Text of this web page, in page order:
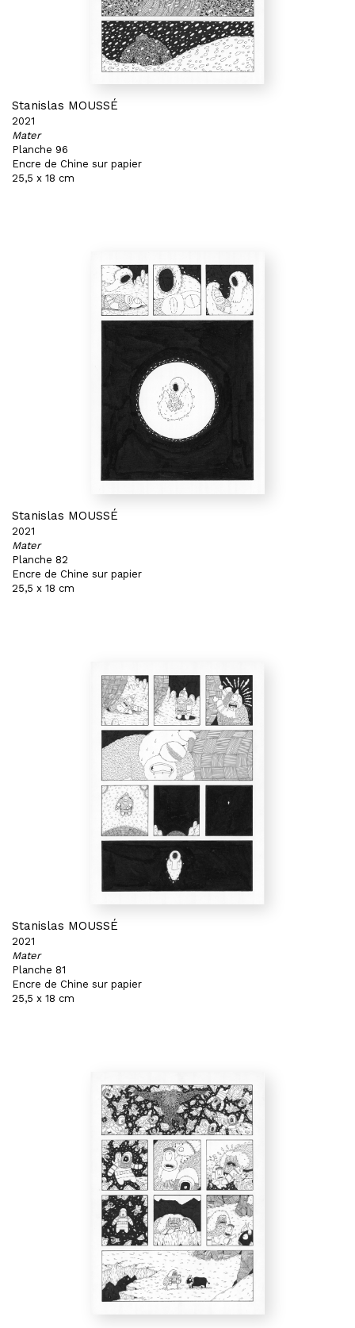
Stanislas MOUSSÉ
2021
Mater
Planche 96
Encre de Chine sur papier
25,5 x 18 cm
Stanislas MOUSSÉ
2021
Mater
Planche 82
Encre de Chine sur papier
25,5 x 18 cm
Stanislas MOUSSÉ
2021
Mater
Planche 81
Encre de Chine sur papier
25,5 x 18 cm